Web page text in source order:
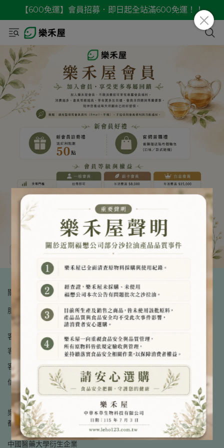
【600免運】會員招募．即日起全站滿600免運！！
關於樂禾屋
服務條款 退款政策 隱私政策 聯絡我們
客服資訊
客服專線：04-24713737
客服時間：10:00-17:00
信箱：service@leho123.com.tw
樂禾屋以本草研究為基礎，堅持打造安心食品、商品，讓每個家庭
都能輕鬆擁有踏實的安心。
中國醫藥大學衍生企業